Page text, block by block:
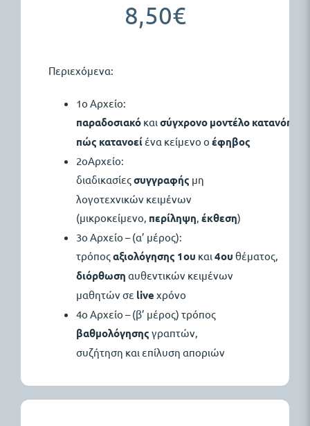
8,50€
Περιεχόμενα:
1o Αρχείο:
παραδοσιακόκαι σύγχρονο μοντέλο κατανόησης
πώς κατανοείένα κείμενο ο έφηβος
2οΑρχείο:
διαδικασίεςσυγγραφής μη
λογοτεχνικών κειμένων
(μικροκείμενο, περίληψη, έκθεση)
3ο Αρχείο – (α’ μέρος):
τρόποςαξιολόγησης 1ου και 4ου θέματος,
διόρθωση αυθεντικών κειμένων
μαθητών σε live χρόνο
4ο Αρχείο – (β’ μέρος) τρόπος
βαθμολόγησης γραπτών,
συζήτηση και επίλυση αποριών